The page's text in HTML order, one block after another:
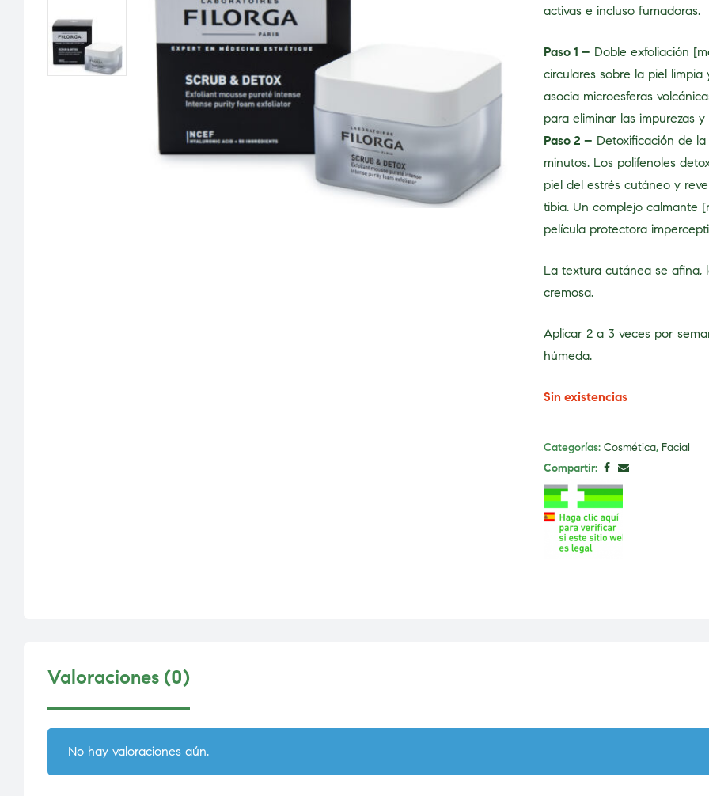
activas e incluso fumadoras.
Paso 1 – Doble exfoliación
circulares sobre la piel
asocia microesferas
para eliminar las impurezas
Paso 2 – Detoxificación de
minutos. Los polifenoles
piel del estrés cutáneo y
tibia. Un complejo calmante
película protectora
La textura cutánea se afina,
cremosa.
Aplicar 2 a 3 veces por
húmeda.
Sin existencias
Categorías: Cosmética, Facial
Compartir:
Valoraciones (0)
No hay valoraciones aún.